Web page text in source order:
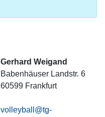
Gerhard Weigand
Babenhäuser Landstr. 6
60599 Frankfurt
volleyball@tg-